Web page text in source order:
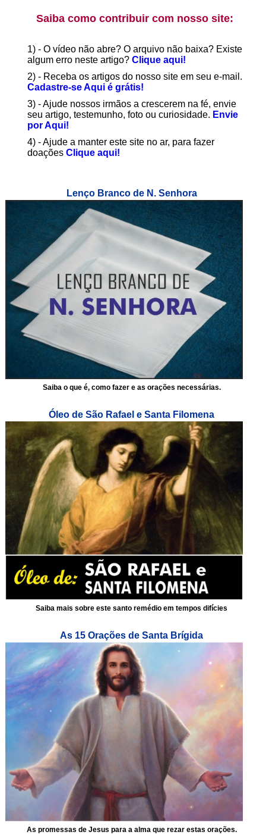
Saiba como contribuir com nosso site:
1) - O vídeo não abre? O arquivo não baixa? Existe
algum erro neste artigo? Clique aqui!
2) - Receba os artigos do nosso site em seu e-mail.
Cadastre-se Aqui é grátis!
3) - Ajude nossos irmãos a crescerem na fé, envie
seu artigo, testemunho, foto ou curiosidade. Envie
por Aqui!
4) - Ajude a manter este site no ar, para fazer
doações Clique aqui!
Lenço Branco de N. Senhora
Saiba o que é, como fazer e as orações necessárias.
Óleo de São Rafael e Santa Filomena
Saiba mais sobre este santo remédio em tempos difícies
As 15 Orações de Santa Brígida
As promessas de Jesus para a alma que rezar estas orações.